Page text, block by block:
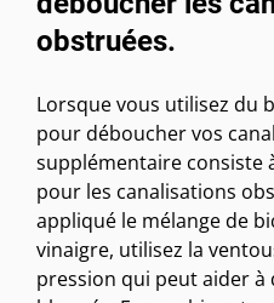
obstruées.
Lorsque vous utilisez du
pour déboucher vos
supplémentaire consiste
pour les canalisations
appliqué le mélange de
vinaigre, utilisez la
pression qui peut aider à